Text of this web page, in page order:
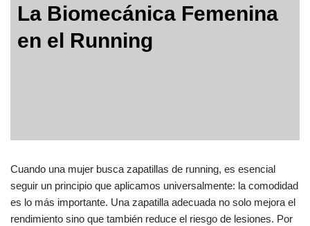
La Biomecánica Femenina
en el Running
Cuando una mujer busca zapatillas de running, es esencial
seguir un principio que aplicamos universalmente: la comodidad
es lo más importante. Una zapatilla adecuada no solo mejora el
rendimiento sino que también reduce el riesgo de lesiones. Por